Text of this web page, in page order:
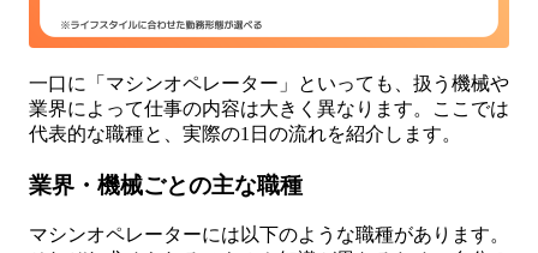
一口に「マシンオペレーター」といっても、扱う機械や
業界によって仕事の内容は大きく異なります。ここでは
代表的な職種と、実際の1日の流れを紹介します。
業界・機械ごとの主な職種
マシンオペレーターには以下のような職種があります。